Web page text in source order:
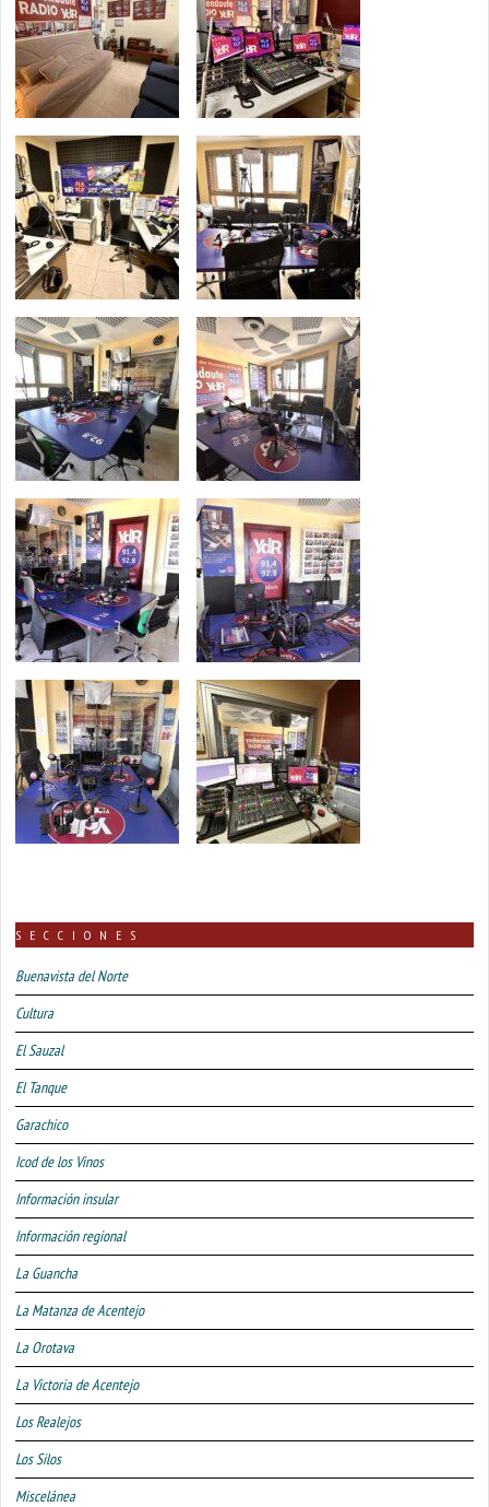
SECCIONES
Buenavista del Norte
Cultura
El Sauzal
El Tanque
Garachico
Icod de los Vinos
Información insular
Información regional
La Guancha
La Matanza de Acentejo
La Orotava
La Victoria de Acentejo
Los Realejos
Los Silos
Miscelánea